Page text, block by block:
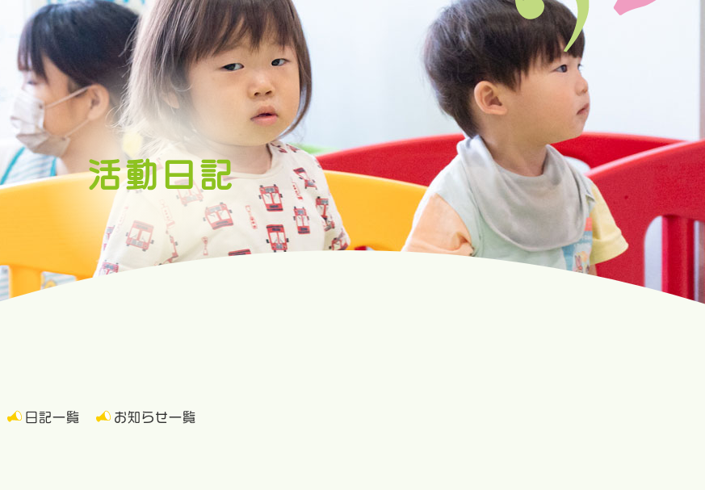
企業主導型保育園
花音保育園
放課後等デイサービス
あまね
活動日記
日記一覧 お知らせ一覧